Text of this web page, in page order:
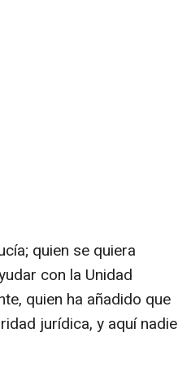
quien se quiera
con la Unidad
quien ha añadido que
jurídica, y aquí nadie